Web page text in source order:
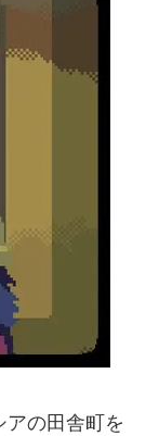
の田舎町を